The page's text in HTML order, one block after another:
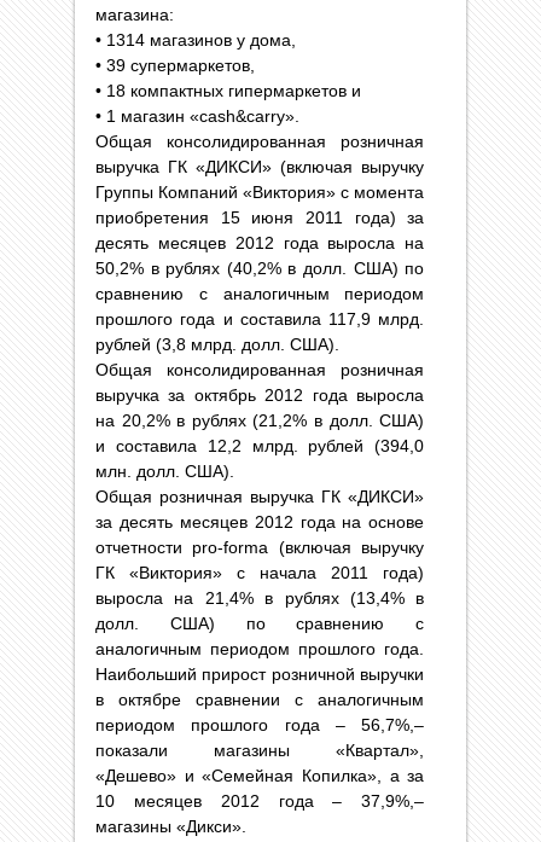
магазина:
• 1314 магазинов у дома,
• 39 супермаркетов,
• 18 компактных гипермаркетов и
• 1 магазин «cash&carry».
Общая консолидированная розничная
выручка ГК «ДИКСИ» (включая выручку
Группы Компаний «Виктория» с момента
приобретения 15 июня 2011 года) за
десять месяцев 2012 года выросла на
50,2% в рублях (40,2% в долл. США) по
сравнению с аналогичным периодом
прошлого года и составила 117,9 млрд.
рублей (3,8 млрд. долл. США).
Общая консолидированная розничная
выручка за октябрь 2012 года выросла
на 20,2% в рублях (21,2% в долл. США)
и составила 12,2 млрд. рублей (394,0
млн. долл. США).
Общая розничная выручка ГК «ДИКСИ»
за десять месяцев 2012 года на основе
отчетности pro-forma (включая выручку
ГК «Виктория» с начала 2011 года)
выросла на 21,4% в рублях (13,4% в
долл. США) по сравнению с
аналогичным периодом прошлого года.
Наибольший прирост розничной выручки
в октябре сравнении с аналогичным
периодом прошлого года – 56,7%,–
показали магазины «Квартал»,
«Дешево» и «Семейная Копилка», а за
10 месяцев 2012 года – 37,9%,–
магазины «Дикси».